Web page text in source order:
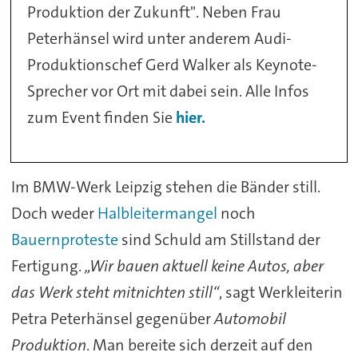
Produktion der Zukunft". Neben Frau
Peterhänsel wird unter anderem Audi-
Produktionschef Gerd Walker als Keynote-
Sprecher vor Ort mit dabei sein. Alle Infos
zum Event finden Sie hier.
Im BMW-Werk Leipzig stehen die Bänder still.
Doch wederHalbleitermangel noch
Bauernproteste sind Schuld am Stillstand der
Fertigung.„Wir bauen aktuell keine Autos, aber
das Werk steht mitnichten still“, sagt Werkleiterin
Petra Peterhänsel gegenüberAutomobil
Produktion. Man bereite sich derzeit auf den